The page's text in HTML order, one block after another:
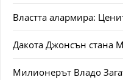
Властта алармира:
Дакота Джонсън стана
Милионерът Владо